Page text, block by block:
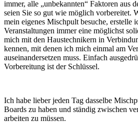
immer, alle „unbekannten“ Faktoren aus
seien Sie so gut wie möglich vorbereitet.
mein eigenes Mischpult besuche, erstelle
Veranstaltungen immer eine möglichst
mich mit den Haustechnikern in
kennen, mit denen ich mich einmal am
auseinandersetzen muss. Einfach
Vorbereitung ist der Schlüssel.
Ich habe lieber jeden Tag dasselbe
Boards zu haben und ständig zwischen
arbeiten zu müssen.